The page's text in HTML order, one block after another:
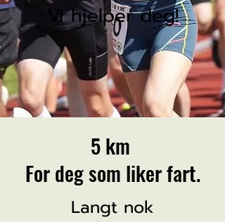
Vi hjelper deg!
Bli med!
5 km
For deg som liker fart.
Langt nok